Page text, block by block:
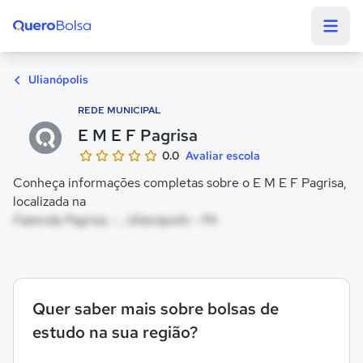
Ulianópolis
REDE MUNICIPAL
E M E F Pagrisa
0.0 Avaliar escola
Conheça informações completas sobre o E M E F Pagrisa,
localizada na
Fazenda Pagrisa, - , Ulianópolis - PA
Quer saber mais sobre bolsas de
estudo na sua região?